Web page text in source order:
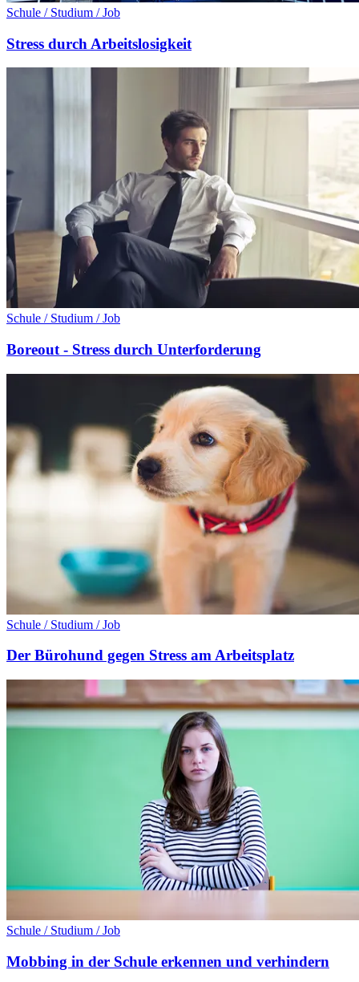
Schule / Studium / Job
Stress durch Arbeitslosigkeit
Schule / Studium / Job
Boreout - Stress durch Unterforderung
Schule / Studium / Job
Der Bürohund gegen Stress am Arbeitsplatz
Schule / Studium / Job
Mobbing in der Schule erkennen und verhindern